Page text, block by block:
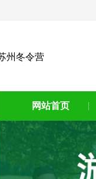
州冬令营
网站首页